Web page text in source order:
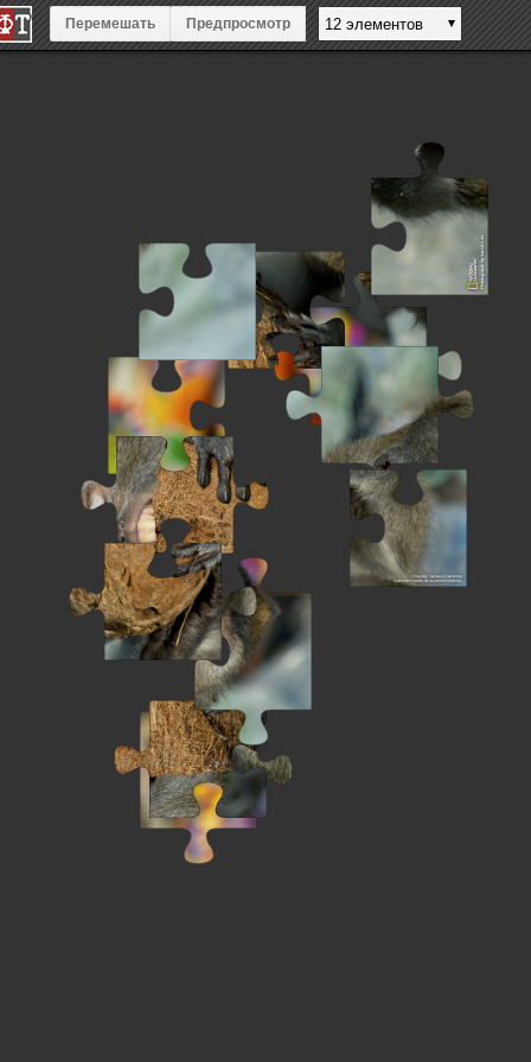
Перемешать Предпросмотр